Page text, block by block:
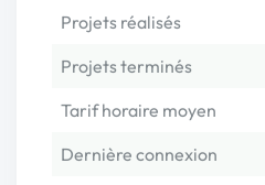
Projets réalisés
Projets terminés
Tarif horaire moyen
Dernière connexion